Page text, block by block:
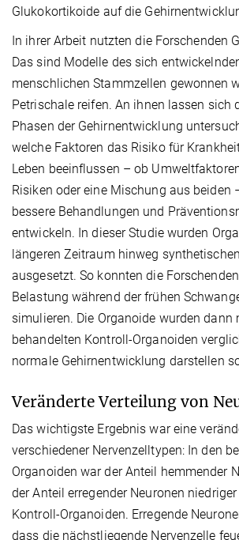
Glukokortikoide auf die
In ihrer Arbeit nutzten die Forschenden
Das sind Modelle des sich
menschlichen Stammzellen gewonnen
Petrischale reifen. An ihnen lassen sich
Phasen der Gehirnentwicklung
welche Faktoren das Risiko für
Leben beeinflussen – ob
Risiken oder eine Mischung aus beiden
bessere Behandlungen und
entwickeln. In dieser Studie wurden
längeren Zeitraum hinweg
ausgesetzt. So konnten die
Belastung während der frühen
simulieren. Die Organoide wurden dann
behandelten Kontroll-Organoiden
normale Gehirnentwicklung darstellen
Veränderte Verteilung von
Das wichtigste Ergebnis war eine
verschiedener Nervenzelltypen: In den
Organoiden war der Anteil hemmender
der Anteil erregender Neuronen
Kontroll-Organoiden. Erregende
dass die nächstliegende Nervenzelle